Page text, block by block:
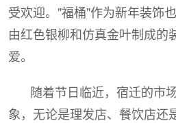
受欢迎。"福桶"作为新年装饰
由红色银柳和仿真金叶制成的
爱。
随着节日临近，宿迁的市
象，无论是理发店、餐饮店还